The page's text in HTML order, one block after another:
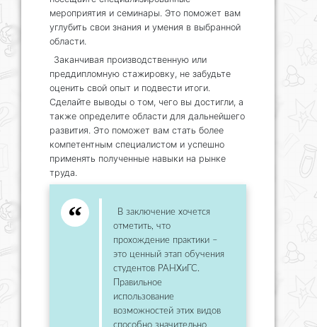
мероприятия и семинары. Это поможет вам
углубить свои знания и умения в выбранной
области.
Заканчивая производственную или
преддипломную стажировку, не забудьте
оценить свой опыт и подвести итоги.
Сделайте выводы о том, чего вы достигли, а
также определите области для дальнейшего
развития. Это поможет вам стать более
компетентным специалистом и успешно
применять полученные навыки на рынке
труда.
В заключение хочется
отметить, что
прохождение практики –
это ценный этап обучения
студентов РАНХиГС.
Правильное
использование
возможностей этих видов